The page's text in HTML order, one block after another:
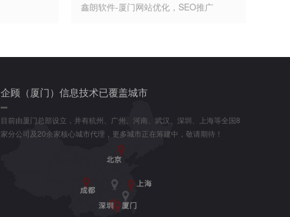
鑫朗软件-厦门网站优化，SEO推广
企顾（厦门）信息技术已覆盖城市
目前由厦门总部设立，并有杭州、广州、河南、武汉、深圳、上海等全国8
家分公司及20余家核心城市代理，更多城市正在筹建中，敬请期待！